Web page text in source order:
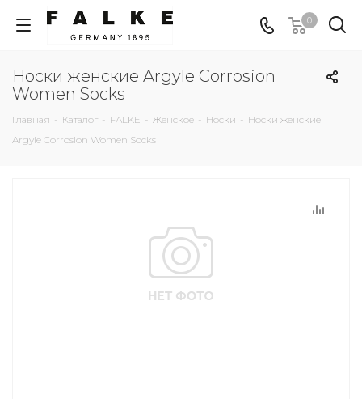
0
Носки женские Argyle Corrosion
Women Socks
Главная - Каталог - FALKE - Женское - Носки - Носки женские
Argyle Corrosion Women Socks